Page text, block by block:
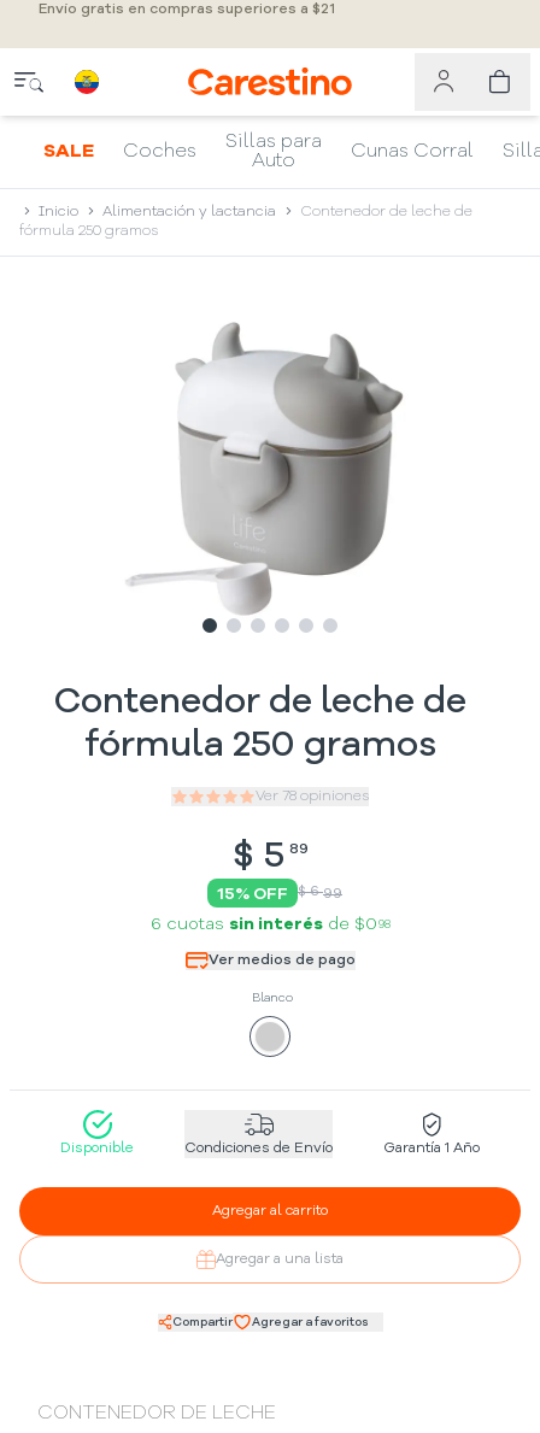
Envío gratis en compras superiores a $21
SALE Coches
Sillas para
Auto
Cunas Corral
Inicio Alimentación y lactancia
Contenedor de leche de
fórmula 250 gramos
Slide1
Slide2
Slide3
Slide4
SlideSlide
Contenedor de leche de
fórmula 250 gramos
Ver 78 opiniones
$ 5 89
15% OFF $ 6 99
6 cuotas sin interésde $0 98
Ver medios de pago
Blanco
Disponible Condiciones de Envío Garantía 1 Año
Agregar al carrito
Agregar a una lista
Compartir Agregar a favoritos
CONTENEDOR DE LECHE